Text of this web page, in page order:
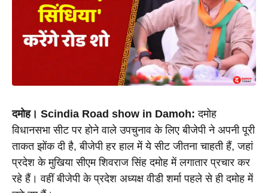
दमोह। Scindia Road show in Damoh: दमोह
विधानसभा सीट पर होने वाले उपचुनाव के लिए बीजेपी ने अपनी पूरी
ताकत झोंक दी है, बीजेपी हर हाल में ये सीट जीतना चाहती हैं, जहां
प्रदेश के मुखिया सीएम शिवराज सिंह दमोह में लगातार प्रचार कर
रहे हैं। वहीं बीजेपी के प्रदेश अध्यक्ष वीडी शर्मा पहले से ही दमोह में